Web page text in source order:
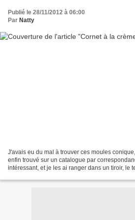
Publié le 28/11/2012 à 06:00
Par Natty
J'avais eu du mal à trouver ces moules
enfin trouvé sur un catalogue par
intéressant, et je les ai ranger dans un tiroir, le